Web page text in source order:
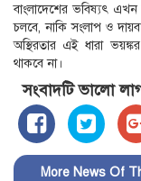
বাংলাদেশের ভবিষ্যৎ
চলবে, নাকি সংলাপ ও
অস্থিরতার এই ধারা
থাকবে না।
সংবাদটি ভালো
More News Of